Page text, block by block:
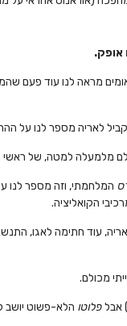
מראה לנו עוד פעם
לאריה מספר לנו על
מלמעלה למטה, של ראשי
המלחמתי,וזה מספר לנו
הקואליציה.
עוד חתימה לאגו,
מכולם.
אבלפלוטוהלא-פשוטיושב